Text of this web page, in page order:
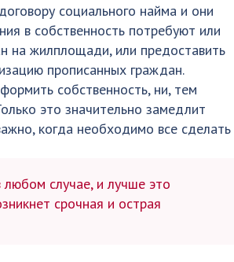
социального найма и они
в собственность потребуют или
на жилплощади, или предоставить
прописанных граждан.
собственность, ни, тем
это значительно замедлит
когда необходимо все сделать
случае, и лучше это
срочная и острая